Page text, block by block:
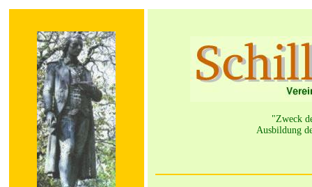
"Zweck
Ausbildung